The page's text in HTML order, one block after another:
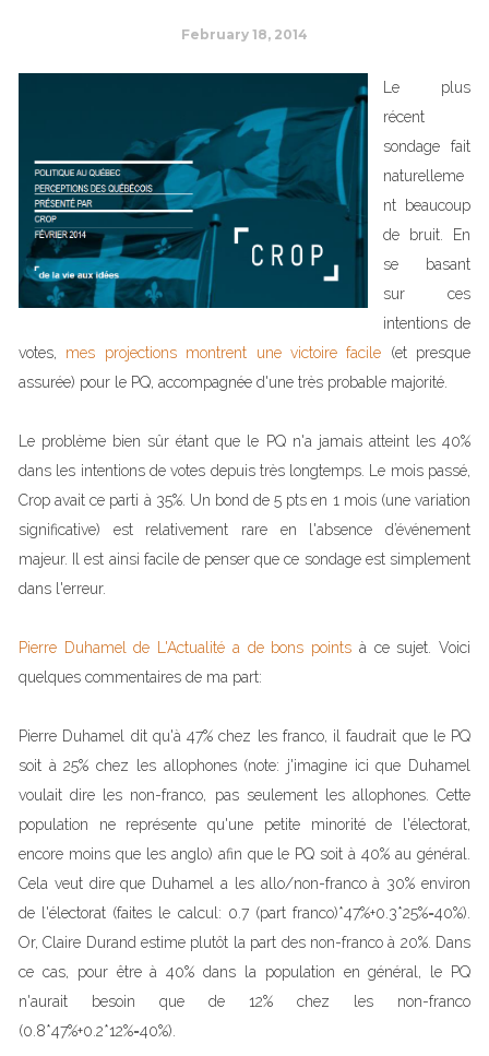
February 18, 2014
Le plus
récent
sondage fait
naturelleme
nt beaucoup
de bruit. En
se basant
sur ces
intentions de
votes, mes projections montrent une victoire facile (et presque
assurée) pour le PQ, accompagnée d'une très probable majorité.
Le problème bien sûr étant que le PQ n'a jamais atteint les 40%
dans les intentions de votes depuis très longtemps. Le mois passé,
Crop avait ce parti à 35%. Un bond de 5 pts en 1 mois (une variation
significative) est relativement rare en l'absence d’événement
majeur. Il est ainsi facile de penser que ce sondage est simplement
dans l'erreur.
Pierre Duhamel de L'Actualité a de bons points à ce sujet. Voici
quelques commentaires de ma part:
Pierre Duhamel dit qu'à 47% chez les franco, il faudrait que le PQ
soit à 25% chez les allophones (note: j'imagine ici que Duhamel
voulait dire les non-franco, pas seulement les allophones. Cette
population ne représente qu'une petite minorité de l'électorat,
encore moins que les anglo) afin que le PQ soit à 40% au général.
Cela veut dire que Duhamel a les allo/non-franco à 30% environ
de l'électorat (faites le calcul: 0.7 (part franco)*47%+0.3*25%=40%).
Or, Claire Durand estime plutôt la part des non-franco à 20%. Dans
ce cas, pour être à 40% dans la population en général, le PQ
n'aurait besoin que de 12% chez les non-franco
(0.8*47%+0.2*12%=40%).